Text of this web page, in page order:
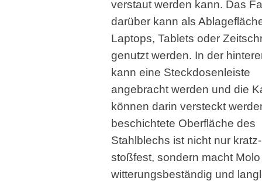
verstaut werden kann. Das
darüber kann als
Laptops, Tablets oder
genutzt werden. In der
kann eine Steckdosenleiste
angebracht werden und die
können darin versteckt
beschichtete Oberfläche des
Stahlblechs ist nicht nur
stoßfest, sondern macht
witterungsbeständig und